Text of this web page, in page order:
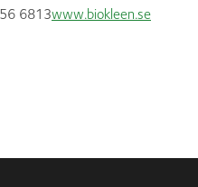
6813www.biokleen.se